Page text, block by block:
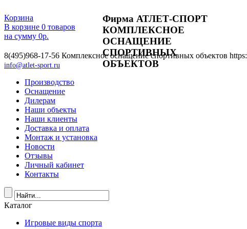
Фирма АТЛЕТ-СПОРТ
КОМПЛЕКСНОЕ
ОСНАЩЕНИЕ
СПОРТИВНЫХ
ОБЪЕКТОВ
Корзина
В корзине 0 товаров
на сумму 0р.
8(495)968-17-56 Комплексное оснащение спортивных объектов
info@atlet-sport.ru
Производство
Оснащение
Дилерам
Наши объекты
Наши клиенты
Доставка и оплата
Монтаж и установка
Новости
Отзывы
Личный кабинет
Контакты
Каталог
Игровые виды спорта